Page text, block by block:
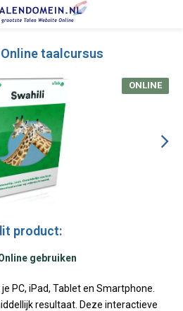
taalcursus
ONLINE
product:
gebruiken
PC, iPad, Tablet en Smartphone.
resultaat. Deze interactieve